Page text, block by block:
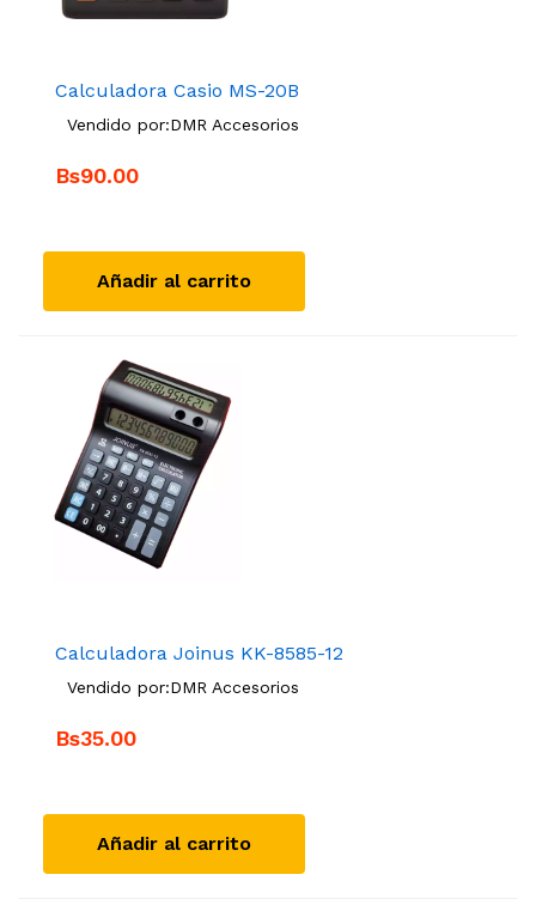
Calculadora Casio MS-20B
Vendido por:DMR Accesorios
Bs90.00
Añadir al carrito
Calculadora Joinus KK-8585-12
Vendido por:DMR Accesorios
Bs35.00
Añadir al carrito